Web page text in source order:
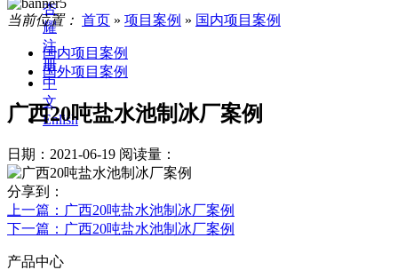
杏
耀
注
册
中
文
Enlish
当前位置： 首页 » 项目案例 » 国内项目案例
国内项目案例
国外项目案例
广西20吨盐水池制冰厂案例
日期：2021-06-19 阅读量：
分享到：
上一篇 ：广西20吨盐水池制冰厂案例
下一篇 ：广西20吨盐水池制冰厂案例
产品中心